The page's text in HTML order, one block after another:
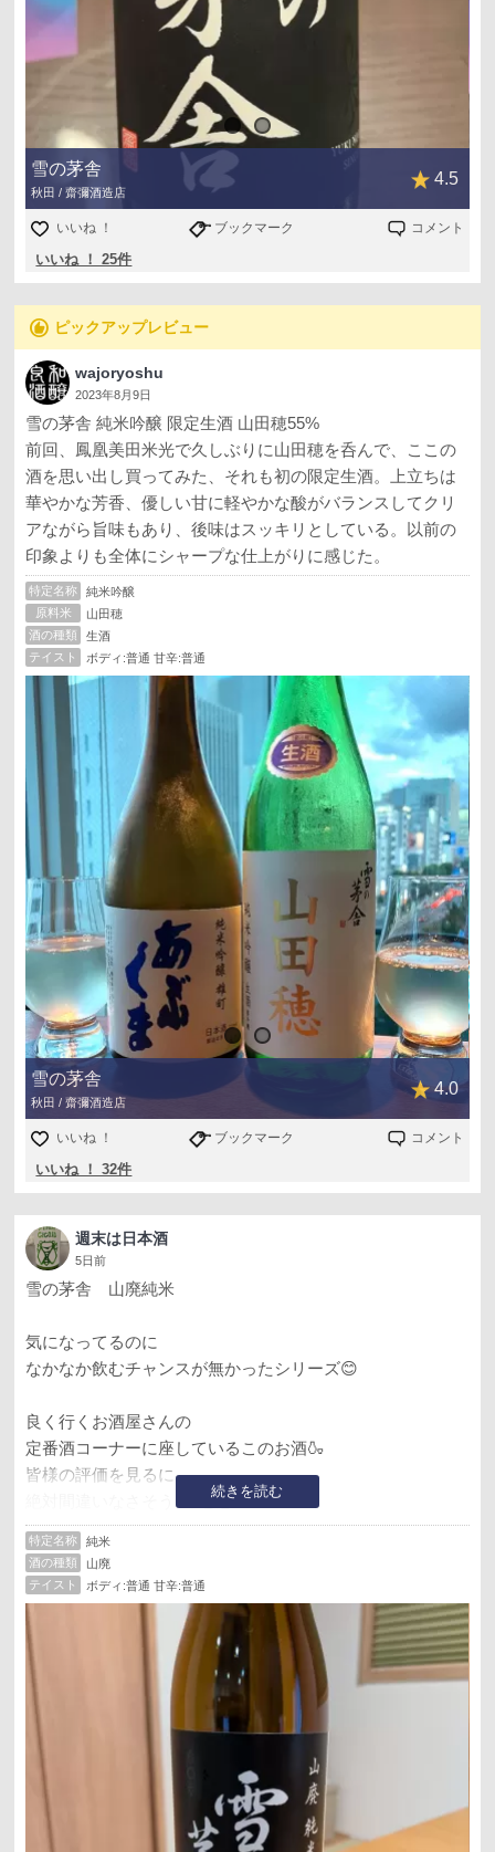
雪の茅舎
秋田 / 齋彌酒造店
4.5
いいね ！ ブックマーク コメント
いいね ！ 25件
recommend ピックアップレビュー
wajoryoshu
2023年8月9日
雪の茅舎 純米吟醸 限定生酒 山田穂55%
前回、鳳凰美田米光で久しぶりに山田穂を呑んで、ここの
酒を思い出し買ってみた、それも初の限定生酒。上立ちは
華やかな芳香、優しい甘に軽やかな酸がバランスしてクリ
アながら旨味もあり、後味はスッキリとしている。以前の
印象よりも全体にシャープな仕上がりに感じた。
特定名称
純米吟醸
原料米
山田穂
酒の種類
生酒
テイスト
ボディ:普通 甘辛:普通
雪の茅舎
秋田 / 齋彌酒造店
4.0
いいね ！ ブックマーク コメント
いいね ！ 32件
週末は日本酒
5日前
続きを読む
雪の茅舎 山廃純米
気になってるのに
なかなか飲むチャンスが無かったシリーズ😊
良く行くお酒屋さんの
定番酒コーナーに座しているこのお酒🍶
皆様の評価を見るに
絶対間違いなさそう‼️っと思いつつ
キャッチーな季節酒を優先しちゃってました😝
ついに意を決してお迎え🍶
うん、やっぱり間違いなし👍
控えめな甘味、しっかりした旨味からの…
山廃由来の複雑味😆
これこれ！これが欲しかったのよ✨
我が家の好みの、どストライク⚾️
秘伝山廃や山廃以外の銘柄とも
飲み比べてみたくなる
特定名称
純米
酒の種類
山廃
テイスト
ボディ:普通 甘辛:普通